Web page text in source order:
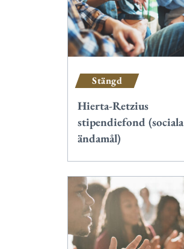
Stängd
Hierta-Retzius
stipendiefond (sociala
ändamål)